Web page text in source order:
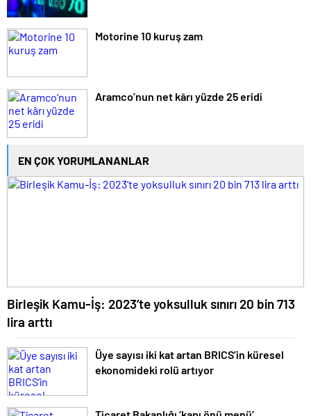
Motorine 10 kuruş zam
Aramco’nun net kârı yüzde 25 eridi
EN ÇOK YORUMLANANLAR
Birleşik Kamu-İş: 2023’te yoksulluk sınırı 20 bin 713
lira arttı
Üye sayısı iki kat artan BRICS’in küresel
ekonomideki rolü artıyor